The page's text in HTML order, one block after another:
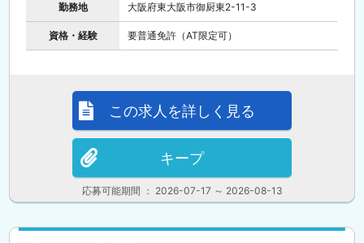
勤務地 大阪府東大阪市御厨東2-11-3
資格・経験 要普通免許（AT限定可）
応募可能期間 ： 2026-07-17 ～ 2026-08-13
この求人を詳しく見る
キープ